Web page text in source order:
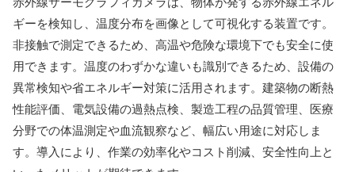
ギーを検知し、温度分布を画像として可視化する装置です。
非接触で測定できるため、高温や危険な環境下でも安全に使
用できます。温度のわずかな違いも識別できるため、設備の
異常検知や省エネルギー対策に活用されます。建築物の断熱
性能評価、電気設備の過熱点検、製造工程の品質管理、医療
分野での体温測定や血流観察など、幅広い用途に対応しま
す。導入により、作業の効率化やコスト削減、安全性向上と